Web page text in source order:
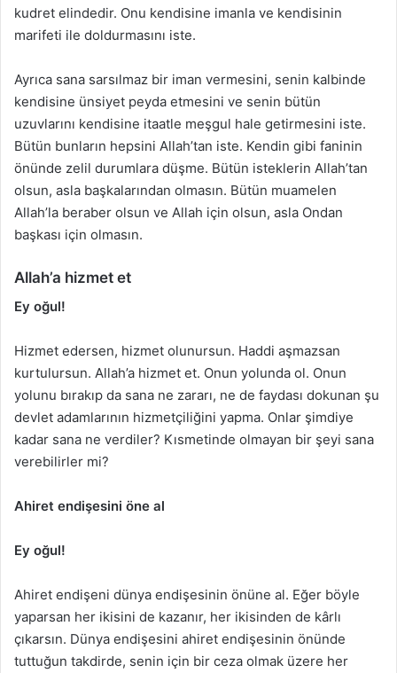
kudret elindedir. Onu kendisine imanla ve kendisinin
marifeti ile doldurmasını iste.
Ayrıca sana sarsılmaz bir iman vermesini, senin kalbinde
kendisine ünsiyet peyda etmesini ve senin bütün
uzuvlarını kendisine itaatle meşgul hale getirmesini iste.
Bütün bunların hepsini Allah’tan iste. Kendin gibi faninin
önünde zelil durumlara düşme. Bütün isteklerin Allah’tan
olsun, asla başkalarından olmasın. Bütün muamelen
Allah’la beraber olsun ve Allah için olsun, asla Ondan
başkası için olmasın.
Allah’a hizmet et
Ey oğul!
Hizmet edersen, hizmet olunursun. Haddi aşmazsan
kurtulursun. Allah’a hizmet et. Onun yolunda ol. Onun
yolunu bırakıp da sana ne zararı, ne de faydası dokunan şu
devlet adamlarının hizmetçiliğini yapma. Onlar şimdiye
kadar sana ne verdiler? Kısmetinde olmayan bir şeyi sana
verebilirler mi?
Ahiret endişesini öne al
Ey oğul!
Ahiret endişeni dünya endişesinin önüne al. Eğer böyle
yaparsan her ikisini de kazanır, her ikisinden de kârlı
çıkarsın. Dünya endişesini ahiret endişesinin önünde
tuttuğun takdirde, senin için bir ceza olmak üzere her